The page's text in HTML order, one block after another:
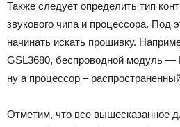
Также следует определить тип
звукового чипа и процессора. Под
начинать искать прошивку.
GSL3680, беспроводной модуль —
ну а процессор –
Отметим, что все вышесказанное